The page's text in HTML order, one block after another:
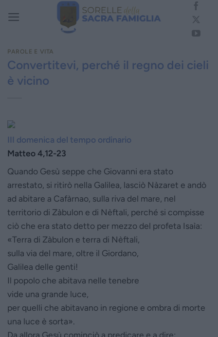
PAROLE E VITA
Convertitevi, perché il regno dei cieli
è vicino
III domenica del tempo ordinario
Matteo 4,12-23
Quando Gesù seppe che Giovanni era stato
arrestato, si ritirò nella Galilea, lasciò Nàzaret e andò
ad abitare a Cafàrnao, sulla riva del mare, nel
territorio di Zàbulon e di Nèftali, perché si compisse
ciò che era stato detto per mezzo del profeta Isaìa:
«Terra di Zàbulon e terra di Nèftali,
sulla via del mare, oltre il Giordano,
Galilea delle genti!
Il popolo che abitava nelle tenebre
vide una grande luce,
per quelli che abitavano in regione e ombra di morte
una luce è sorta».
Da allora Gesù cominciò a predicare e a dire: